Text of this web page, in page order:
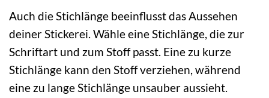
Auch die Stichlänge beeinflusst das Aussehen
deiner Stickerei. Wähle eine Stichlänge, die zur
Schriftart und zum Stoff passt. Eine zu kurze
Stichlänge kann den Stoff verziehen, während
eine zu lange Stichlänge unsauber aussieht.